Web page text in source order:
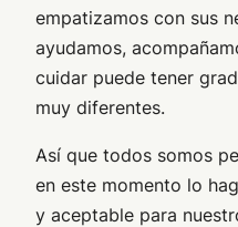
empatizamos con sus
ayudamos,
cuidar puede tener
muy diferentes.
Así que todos somos
en este momento lo
y aceptable para